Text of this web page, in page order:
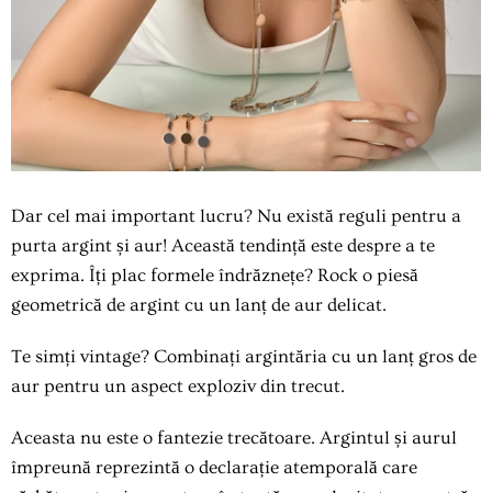
Dar cel mai important lucru? Nu există reguli pentru a
purta argint și aur! Această tendință este despre a te
exprima. Îți plac formele îndrăznețe? Rock o piesă
geometrică de argint cu un lanț de aur delicat.
Te simți vintage? Combinați argintăria cu un lanț gros de
aur pentru un aspect exploziv din trecut.
Aceasta nu este o fantezie trecătoare. Argintul și aurul
împreună reprezintă o declarație atemporală care